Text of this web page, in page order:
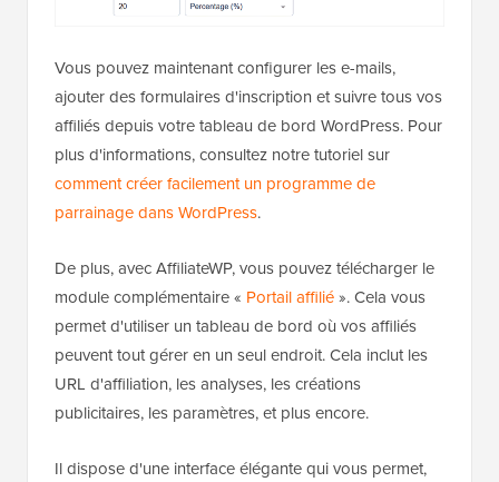
Vous pouvez maintenant configurer les e-mails,
ajouter des formulaires d'inscription et suivre tous vos
affiliés depuis votre tableau de bord WordPress. Pour
plus d'informations, consultez notre tutoriel sur
comment créer facilement un programme de
parrainage dans WordPress.
De plus, avec AffiliateWP, vous pouvez télécharger le
module complémentaire « Portail affilié». Cela vous
permet d'utiliser un tableau de bord où vos affiliés
peuvent tout gérer en un seul endroit. Cela inclut les
URL d'affiliation, les analyses, les créations
publicitaires, les paramètres, et plus encore.
Il dispose d'une interface élégante qui vous permet,